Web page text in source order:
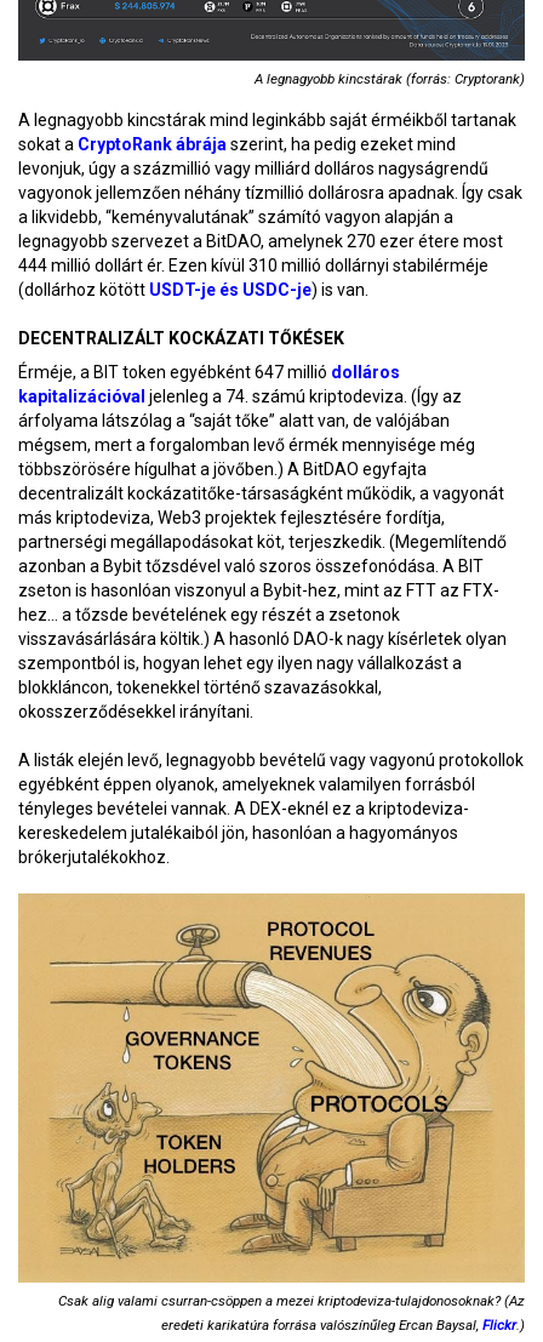
A legnagyobb kincstárak (forrás: Cryptorank)
A legnagyobb kincstárak mind leginkább saját érméikből tartanak
sokat a CryptoRank ábrája szerint, ha pedig ezeket mind
levonjuk, úgy a százmillió vagy milliárd dolláros nagyságrendű
vagyonok jellemzően néhány tízmillió dollárosra apadnak. Így csak
a likvidebb, “keményvalutának” számító vagyon alapján a
legnagyobb szervezet a BitDAO, amelynek 270 ezer étere most
444 millió dollárt ér. Ezen kívül 310 millió dollárnyi stabilérméje
(dollárhoz kötött USDT-je és USDC-je) is van.
DECENTRALIZÁLT KOCKÁZATI TŐKÉSEK
Érméje, a BIT token egyébként 647 millió dolláros
kapitalizációval jelenleg a 74. számú kriptodeviza. (Így az
árfolyama látszólag a “saját tőke” alatt van, de valójában
mégsem, mert a forgalomban levő érmék mennyisége még
többszörösére hígulhat a jövőben.) A BitDAO egyfajta
decentralizált kockázatitőke-társaságként működik, a vagyonát
más kriptodeviza, Web3 projektek fejlesztésére fordítja,
partnerségi megállapodásokat köt, terjeszkedik. (Megemlítendő
azonban a Bybit tőzsdével való szoros összefonódása. A BIT
zseton is hasonlóan viszonyul a Bybit-hez, mint az FTT az FTX-
hez… a tőzsde bevételének egy részét a zsetonok
visszavásárlására költik.) A hasonló DAO-k nagy kísérletek olyan
szempontból is, hogyan lehet egy ilyen nagy vállalkozást a
blokkláncon, tokenekkel történő szavazásokkal,
okosszerződésekkel irányítani.
A listák elején levő, legnagyobb bevételű vagy vagyonú protokollok
egyébként éppen olyanok, amelyeknek valamilyen forrásból
tényleges bevételei vannak. A DEX-eknél ez a kriptodeviza-
kereskedelem jutalékaiból jön, hasonlóan a hagyományos
brókerjutalékokhoz.
Csak alig valami csurran-csöppen a mezei kriptodeviza-tulajdonosoknak? (Az
eredeti karikatúra forrása valószínűleg Ercan Baysal, Flickr.)